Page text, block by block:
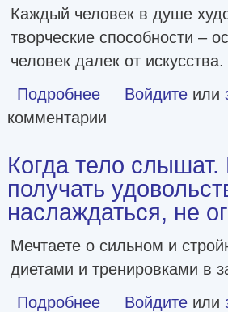
Каждый человек в душе
творческие способности –
человек далек от искусства.
Подробнее о Пробуди в себе
Войдите или
комментарии
Когда тело
получать
наслаждаться, не
Мечтаете о сильном и
диетами и тренировками в
Подробнее о Когда тело слышат. Как
Войдите или